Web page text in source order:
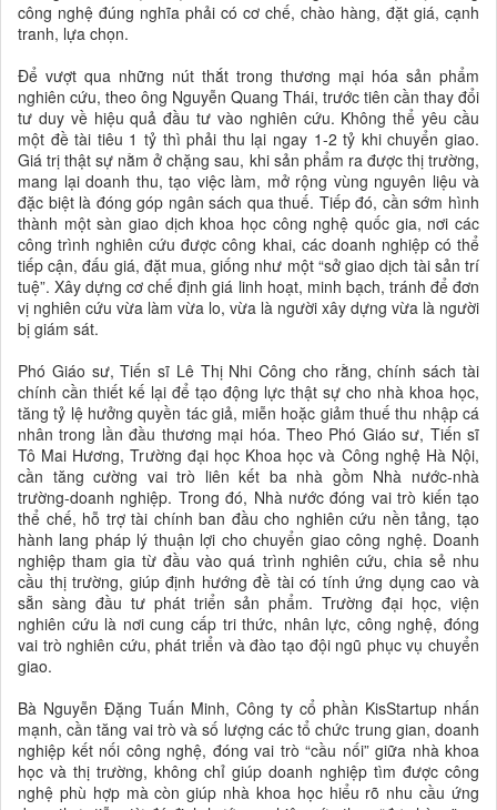
công nghệ đúng nghĩa phải có cơ chế, chào hàng, đặt giá, cạnh
tranh, lựa chọn.
Để vượt qua những nút thắt trong thương mại hóa sản phẩm
nghiên cứu, theo ông Nguyễn Quang Thái, trước tiên cần thay đổi
tư duy về hiệu quả đầu tư vào nghiên cứu. Không thể yêu cầu
một đề tài tiêu 1 tỷ thì phải thu lại ngay 1-2 tỷ khi chuyển giao.
Giá trị thật sự nằm ở chặng sau, khi sản phẩm ra được thị trường,
mang lại doanh thu, tạo việc làm, mở rộng vùng nguyên liệu và
đặc biệt là đóng góp ngân sách qua thuế. Tiếp đó, cần sớm hình
thành một sàn giao dịch khoa học công nghệ quốc gia, nơi các
công trình nghiên cứu được công khai, các doanh nghiệp có thể
tiếp cận, đấu giá, đặt mua, giống như một “sở giao dịch tài sản trí
tuệ”. Xây dựng cơ chế định giá linh hoạt, minh bạch, tránh để đơn
vị nghiên cứu vừa làm vừa lo, vừa là người xây dựng vừa là người
bị giám sát.
Phó Giáo sư, Tiến sĩ Lê Thị Nhi Công cho rằng, chính sách tài
chính cần thiết kế lại để tạo động lực thật sự cho nhà khoa học,
tăng tỷ lệ hưởng quyền tác giả, miễn hoặc giảm thuế thu nhập cá
nhân trong lần đầu thương mại hóa. Theo Phó Giáo sư, Tiến sĩ
Tô Mai Hương, Trường đại học Khoa học và Công nghệ Hà Nội,
cần tăng cường vai trò liên kết ba nhà gồm Nhà nước-nhà
trường-doanh nghiệp. Trong đó, Nhà nước đóng vai trò kiến tạo
thể chế, hỗ trợ tài chính ban đầu cho nghiên cứu nền tảng, tạo
hành lang pháp lý thuận lợi cho chuyển giao công nghệ. Doanh
nghiệp tham gia từ đầu vào quá trình nghiên cứu, chia sẻ nhu
cầu thị trường, giúp định hướng đề tài có tính ứng dụng cao và
sẵn sàng đầu tư phát triển sản phẩm. Trường đại học, viện
nghiên cứu là nơi cung cấp tri thức, nhân lực, công nghệ, đóng
vai trò nghiên cứu, phát triển và đào tạo đội ngũ phục vụ chuyển
giao.
Bà Nguyễn Đặng Tuấn Minh, Công ty cổ phần KisStartup nhấn
mạnh, cần tăng vai trò và số lượng các tổ chức trung gian, doanh
nghiệp kết nối công nghệ, đóng vai trò “cầu nối” giữa nhà khoa
học và thị trường, không chỉ giúp doanh nghiệp tìm được công
nghệ phù hợp mà còn giúp nhà khoa học hiểu rõ nhu cầu ứng